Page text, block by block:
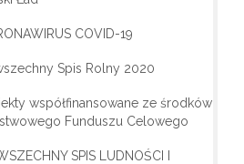
COVID-19
Spis Rolny 2020
współfinansowane ze środków
Funduszu Celowego
SPIS LUDNOŚCI I